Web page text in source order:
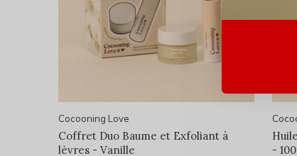
Cocooning Love
Coffret Duo Baume et Exfoliant à
lèvres - Vanille
-